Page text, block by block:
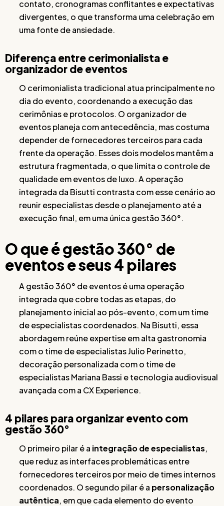
contato, cronogramas conflitantes e expectativas
divergentes, o que transforma uma celebração em
uma fonte de ansiedade.
Diferença entre cerimonialista e
organizador de eventos
O cerimonialista tradicional atua principalmente no
dia do evento, coordenando a execução das
cerimônias e protocolos. O organizador de
eventos planeja com antecedência, mas costuma
depender de fornecedores terceiros para cada
frente da operação. Esses dois modelos mantêm a
estrutura fragmentada, o que limita o controle de
qualidade em eventos de luxo. A operação
integrada da Bisutti contrasta com esse cenário ao
reunir especialistas desde o planejamento até a
execução final, em uma única gestão 360°.
O que é gestão 360° de
eventos e seus 4 pilares
A gestão 360° de eventos é uma operação
integrada que cobre todas as etapas, do
planejamento inicial ao pós-evento, com um time
de especialistas coordenados. Na Bisutti, essa
abordagem reúne expertise em alta gastronomia
com o time de especialistas Julio Perinetto,
decoração personalizada com o time de
especialistas Mariana Bassi e tecnologia audiovisual
avançada com a CX Experience.
4 pilares para organizar evento com
gestão 360°
O primeiro pilar é a integração de especialistas,
que reduz as interfaces problemáticas entre
fornecedores terceiros por meio de times internos
coordenados. O segundo pilar é a personalização
autêntica, em que cada elemento do evento